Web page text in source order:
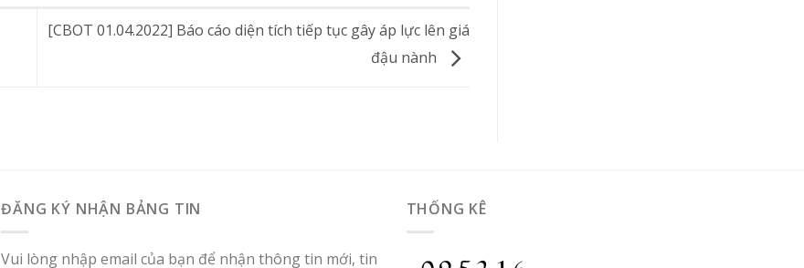
[CBOT 01.04.2022] Báo cáo diện tích tiếp tục gây áp lực lên giá
đậu nành
ĐĂNG KÝ NHẬN BẢNG TIN
Vui lòng nhập email của bạn để nhận thông tin mới, tin
THỐNG KÊ